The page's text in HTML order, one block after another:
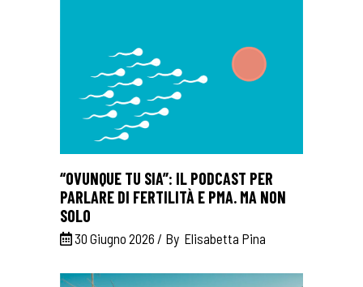
“OVUNQUE TU SIA”: IL PODCAST PER
PARLARE DI FERTILITÀ E PMA. MA NON
SOLO
30 Giugno 2026 By Elisabetta Pina